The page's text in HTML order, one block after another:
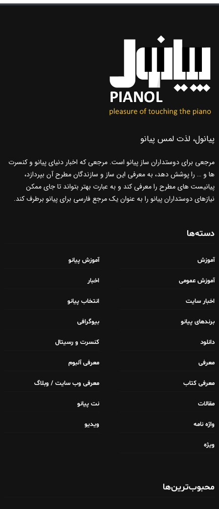
پیانول، لذت لمس پیانو
مرجعی برای دوستداران ساز پیانو است. مرجعی که اخبار دنیای پیانو و کنسرت
ها و … را پوشش دهد، به معرفی این ساز و سازندگان مطرح آن بپردازد،
پیانیست های مطرح را معرفی کند و به عبارت بهتر بتواند تا جای ممکن
نیازهای دوستداران پیانو را به عنوان یک مرجع فارسی برای پیانو برطرف کند.
دسته‌ها
آموزش آموزش پیانو
آموزش عمومی اخبار
اخبار سایت انتخاب پیانو
برندهای پیانو بیوگرافی
دانلود کنسرت و رسیتال
معرفی معرفی آلبوم
معرفی کتاب معرفی وب سایت / وبلاگ
مقالات نت پیانو
واژه نامه ویدیو
ویژه
محبوب‌ترین‌ها